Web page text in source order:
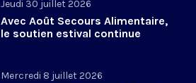
Jeudi 30 juillet 2026
Avec Août Secours Alimentaire,
le soutien estival continue
Mercredi 8 juillet 2026